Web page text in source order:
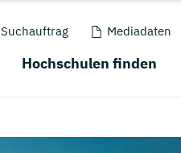
Suchauftrag Mediadaten
Hochschulen finden